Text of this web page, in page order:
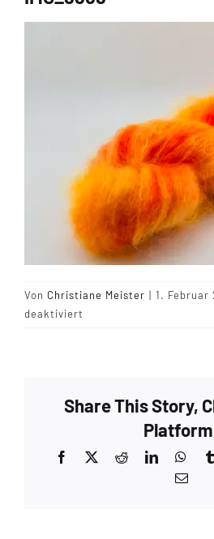
Wollfestivals
Von Christiane Meister | 1. Februar
deaktiviert
Share This Story,
Facebook Reddit LinkedIn
E-